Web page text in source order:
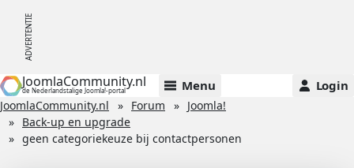
JoomlaCommunity.nl
de Nederlandstalige Joomla!-portal Menu Login
JoomlaCommunity.nl Forum
Joomla!
Back-up en upgrade
geen categoriekeuze bij contactpersonen